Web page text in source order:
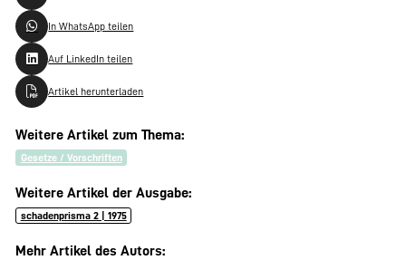
In WhatsApp teilen
Auf LinkedIn teilen
Artikel herunterladen
Weitere Artikel zum Thema:
Gesetze / Vorschriften
Weitere Artikel der Ausgabe:
schadenprisma 2 | 1975
Mehr Artikel des Autors: